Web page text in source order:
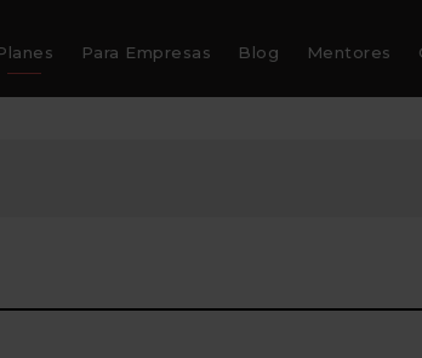
Para Empresas Blog Mentores